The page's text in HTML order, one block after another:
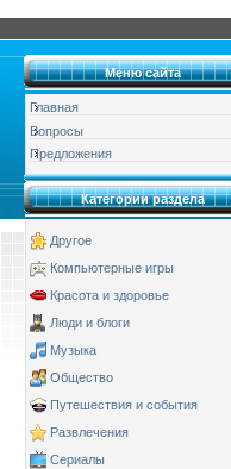
Меню сайта
Главная
Вопросы
Предложения
Категории раздела
Другое
Компьютерные игры
Красота и здоровье
Люди и блоги
Музыка
Общество
Путешествия и события
Развлечения
Сериалы